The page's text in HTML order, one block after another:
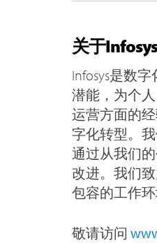
关于Infosys
Infosys是数
潜能，为个
运营方面的
字化转型。
通过从我们
改进。我们
包容的工作环
敬请访问